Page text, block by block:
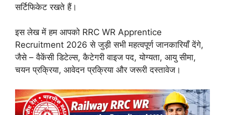
सर्टिफिकेट रखते हैं।
इस लेख में हम आपको RRC WR Apprentice
Recruitment 2026 से जुड़ी सभी महत्वपूर्ण जानकारियाँ देंगे,
जैसे – वैकेंसी डिटेल्स, कैटेगरी वाइज पद, योग्यता, आयु सीमा,
चयन प्रक्रिया, आवेदन प्रक्रिया और जरूरी दस्तावेज।